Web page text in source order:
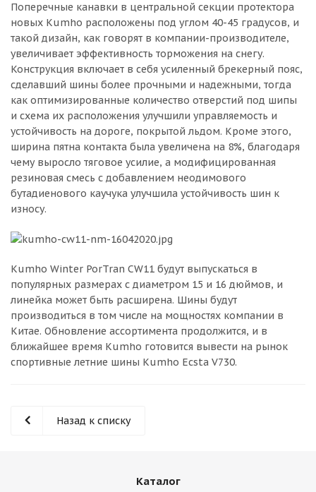
Поперечные канавки в центральной секции протектора
новых Kumho расположены под углом 40-45 градусов, и
такой дизайн, как говорят в компании-производителе,
увеличивает эффективность торможения на снегу.
Конструкция включает в себя усиленный брекерный пояс,
сделавший шины более прочными и надежными, тогда
как оптимизированные количество отверстий под шипы
и схема их расположения улучшили управляемость и
устойчивость на дороге, покрытой льдом. Кроме этого,
ширина пятна контакта была увеличена на 8%, благодаря
чему выросло тяговое усилие, а модифицированная
резиновая смесь с добавлением неодимового
бутадиенового каучука улучшила устойчивость шин к
износу.
Kumho Winter PorTran CW11 будут выпускаться в
популярных размерах с диаметром 15 и 16 дюймов, и
линейка может быть расширена. Шины будут
производиться в том числе на мощностях компании в
Китае. Обновление ассортимента продолжится, и в
ближайшее время Kumho готовится вывести на рынок
спортивные летние шины Kumho Ecsta V730.
Назад к списку
Каталог
Оплачивайте сегодня только
25% картой любого банка
Получайте товар
выбранный способом
Оставшиеся75% будут
списываться с вашей карты
по 25%каждые 2 недели
Подробнее
об оплате Плайтом
25
Остались вопросы?
8 800 302-02-51